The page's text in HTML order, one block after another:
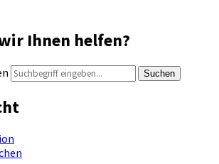
Ihnen helfen?
Suchen